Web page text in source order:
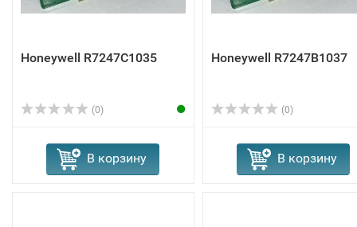
Honeywell R7247C1035
(0)
В корзину
Honeywell R7247B1037
(0)
В корзину